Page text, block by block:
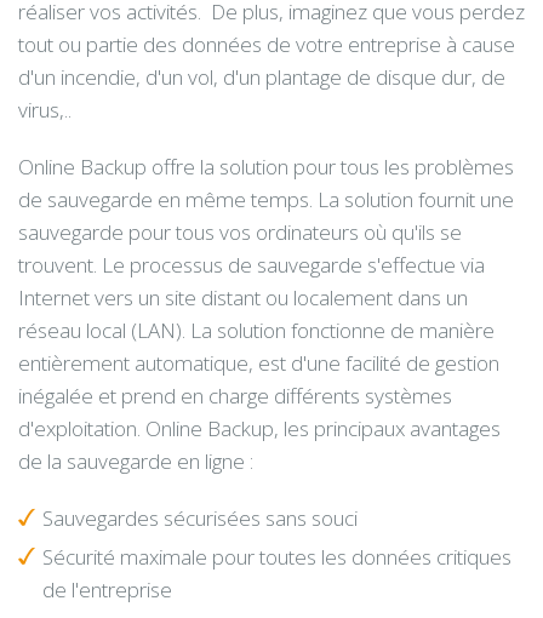
réaliser vos activités. De plus, imaginez que vous perdez
tout ou partie des données de votre entreprise à cause
d'un incendie, d'un vol, d'un plantage de disque dur, de
virus,..
Online Backup offre la solution pour tous les problèmes
de sauvegarde en même temps. La solution fournit une
sauvegarde pour tous vos ordinateurs où qu'ils se
trouvent. Le processus de sauvegarde s'effectue via
Internet vers un site distant ou localement dans un
réseau local (LAN). La solution fonctionne de manière
entièrement automatique, est d'une facilité de gestion
inégalée et prend en charge différents systèmes
d'exploitation. Online Backup, les principaux avantages
de la sauvegarde en ligne :
Sauvegardes sécurisées sans souci
Sécurité maximale pour toutes les données critiques
de l'entreprise